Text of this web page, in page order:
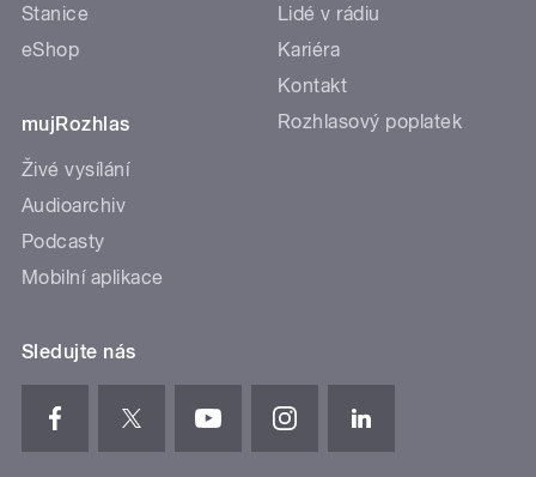
Stanice
eShop
mujRozhlas
Živé vysílání
Audioarchiv
Podcasty
Mobilní aplikace
Lidé v rádiu
Kariéra
Kontakt
Rozhlasový poplatek
Sledujte nás